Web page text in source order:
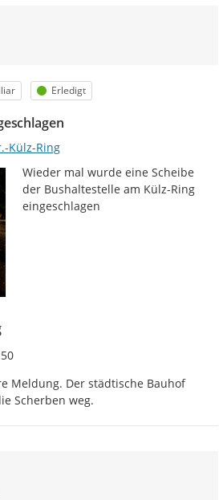
Äußerung
Status
Erledigt
Külz-Ring
Wieder mal wurde eine Scheibe
der Bushaltestelle am Külz-Ring
eingeschlagen
Meldung. Der städtische Bauhof
Scherben weg.